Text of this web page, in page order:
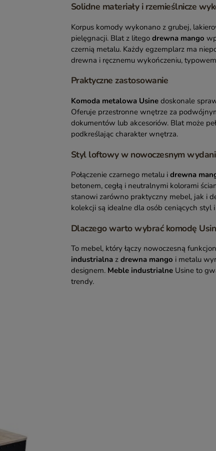
Solidne materiały i rzemieślnicze
Korpus komody wykonano z grubej,
pielęgnacji. Blat z litego drewna mango
czernią metalu. Każdy egzemplarz ma
drewna i ręcznemu wykończeniu,
Praktyczne zastosowanie
Komoda metalowa Usinedoskonale
Oferuje przestronne wnętrze za
dokumentów lub akcesoriów. Blat może
podkreślając charakter wnętrza.
Styl loftowy w nowoczesnym
Połączenie czarnego metalu i drewna
betonem, cegłą i neutralnymi kolorami
stanowi zarówno praktyczny mebel, jak i
kolekcji są idealne dla osób ceniących styl i
Dlaczego warto wybrać komodę
To mebel, który łączy nowoczesną
industrialnaz drewna mango i metalu
designem. Meble industrialneUsine to
trendy.